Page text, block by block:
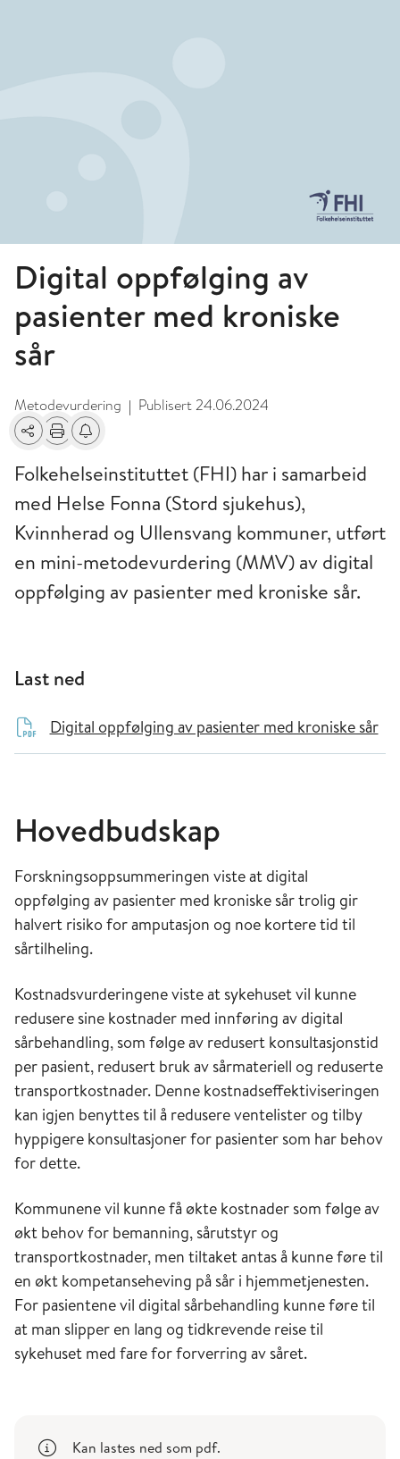
Digital oppfølging av
pasienter med kroniske
sår
Metodevurdering | Publisert24.06.2024
Del Skriv utFå varsel om endringer
Folkehelseinstituttet (FHI) har i samarbeid
med Helse Fonna (Stord sjukehus),
Kvinnherad og Ullensvang kommuner, utført
en mini-metodevurdering (MMV) av digital
oppfølging av pasienter med kroniske sår.
Last ned
Digital oppfølging av pasienter med kroniske sår
Hovedbudskap
Forskningsoppsummeringen viste at digital
oppfølging av pasienter med kroniske sår trolig gir
halvert risiko for amputasjon og noe kortere tid til
sårtilheling.
Kostnadsvurderingene viste at sykehuset vil kunne
redusere sine kostnader med innføring av digital
sårbehandling, som følge av redusert konsultasjonstid
per pasient, redusert bruk av sårmateriell og reduserte
transportkostnader. Denne kostnadseffektiviseringen
kan igjen benyttes til å redusere ventelister og tilby
hyppigere konsultasjoner for pasienter som har behov
for dette.
Kommunene vil kunne få økte kostnader som følge av
økt behov for bemanning, sårutstyr og
transportkostnader, men tiltaket antas å kunne føre til
en økt kompetanseheving på sår i hjemmetjenesten. ​
For pasientene vil digital sårbehandling kunne føre til
at man slipper en lang og tidkrevende reise til
sykehuset med fare for forverring av såret.
Kan lastes ned som pdf.